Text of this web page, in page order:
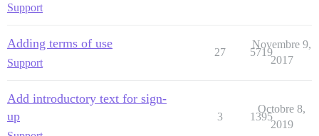
Support
Adding terms of use
Support
27 5719
Novembre 9,
2017
Add introductory text for sign-
up
3 1395
Octobre 8,
2019